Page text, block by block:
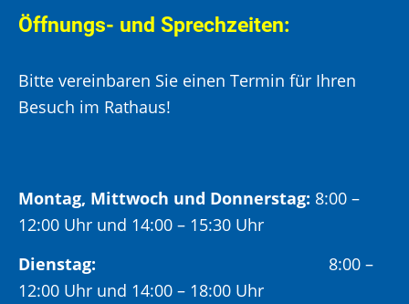
Öffnungs- und Sprechzeiten:
Bitte vereinbaren Sie einen Termin für Ihren
Besuch im Rathaus!
Montag, Mittwoch und Donnerstag: 8:00 –
12:00 Uhr und 14:00 – 15:30 Uhr
Dienstag: 8:00 –
12:00 Uhr und 14:00 – 18:00 Uhr